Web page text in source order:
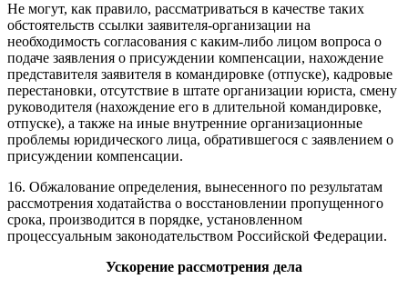
Не могут, как правило, рассматриваться в качестве таких
обстоятельств ссылки заявителя-организации на
необходимость согласования с каким-либо лицом вопроса о
подаче заявления о присуждении компенсации, нахождение
представителя заявителя в командировке (отпуске), кадровые
перестановки, отсутствие в штате организации юриста, смену
руководителя (нахождение его в длительной командировке,
отпуске), а также на иные внутренние организационные
проблемы юридического лица, обратившегося с заявлением о
присуждении компенсации.
16. Обжалование определения, вынесенного по результатам
рассмотрения ходатайства о восстановлении пропущенного
срока, производится в порядке, установленном
процессуальным законодательством Российской Федерации.
Ускорение рассмотрения дела